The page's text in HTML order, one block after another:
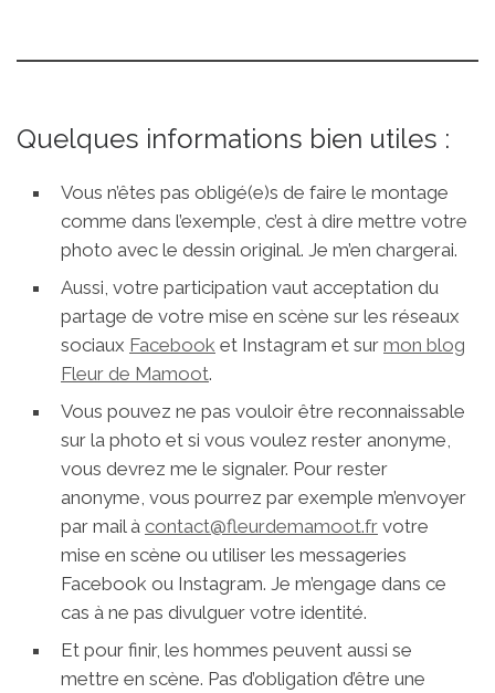
Quelques informations bien utiles :
Vous n’êtes pas obligé(e)s de faire le montage
comme dans l’exemple, c’est à dire mettre votre
photo avec le dessin original. Je m’en chargerai.
Aussi, votre participation vaut acceptation du
partage de votre mise en scène sur les réseaux
sociaux Facebook et Instagram et sur mon blog
Fleur de Mamoot.
Vous pouvez ne pas vouloir être reconnaissable
sur la photo et si vous voulez rester anonyme,
vous devrez me le signaler. Pour rester
anonyme, vous pourrez par exemple m’envoyer
par mail à contact@fleurdemamoot.fr votre
mise en scène ou utiliser les messageries
Facebook ou Instagram. Je m’engage dans ce
cas à ne pas divulguer votre identité.
Et pour finir, les hommes peuvent aussi se
mettre en scène. Pas d’obligation d’être une